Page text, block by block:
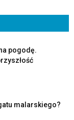
pogodę.
malarskiego?